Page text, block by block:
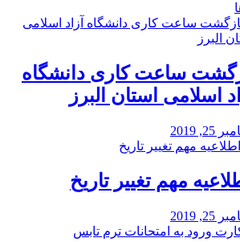
ساعت کاری دانشگاه
اسلامی استان البرز
2019
مهم تغییر تاریخ
2019